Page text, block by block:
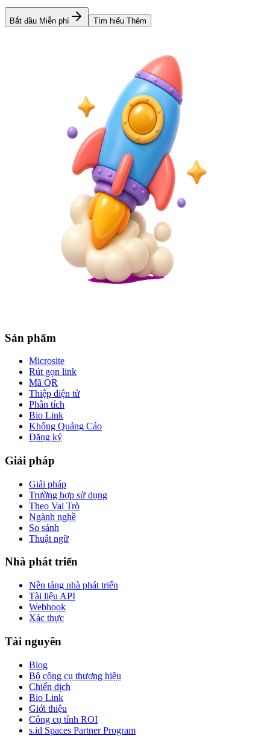
Bắt đầu Miễn phí Tìm hiểu Thêm
Sản phẩm
Microsite
Rút gọn link
Mã QR
Thiệp điện tử
Phân tích
Bio Link
Không Quảng Cáo
Đăng ký
Giải pháp
Giải pháp
Trường hợp sử dụng
Theo Vai Trò
Ngành nghề
So sánh
Thuật ngữ
Nhà phát triển
Nền tảng nhà phát triển
Tài liệu API
Webhook
Xác thực
Tài nguyên
Blog
Bộ công cụ thương hiệu
Chiến dịch
Bio Link
Giới thiệu
Công cụ tính ROI
s.id Spaces Partner Program